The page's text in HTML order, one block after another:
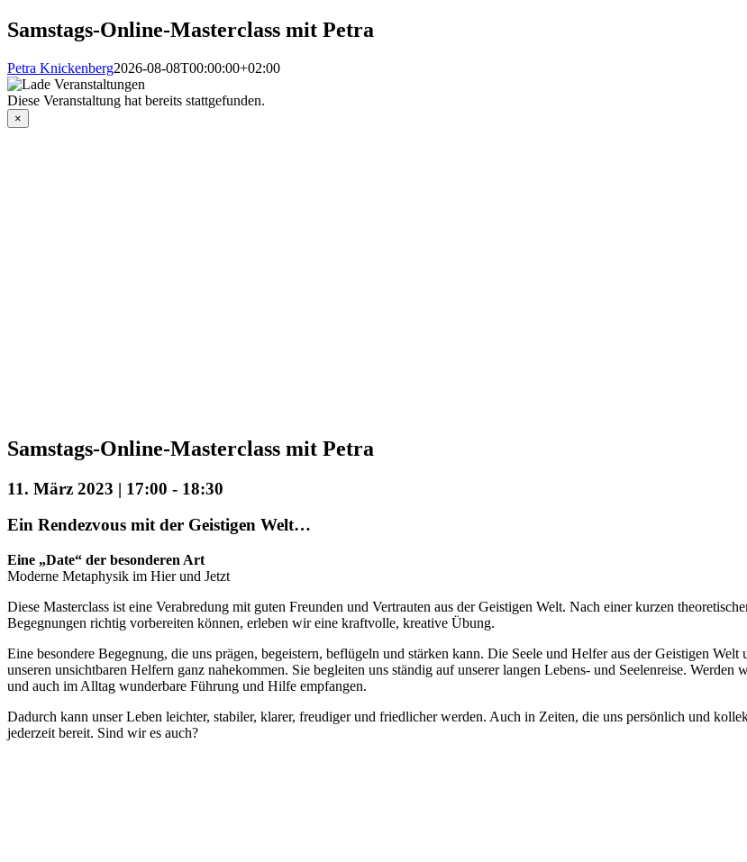
Samstags-Online-Masterclass mit Petra
Petra Knickenberg2026-08-08T00:00:00+02:00
Diese Veranstaltung hat bereits stattgefunden.
×
Samstags-Online-Masterclass mit Petra
11. März 2023 | 17:00 - 18:30
Ein Rendezvous mit der Geistigen Welt…
Eine „Date“ der besonderen Art
Moderne Metaphysik im Hier und Jetzt
Diese Masterclass ist eine Verabredung mit guten Freunden und Vertrauten aus der Geistigen Welt. Nach einer kurzen
Begegnungen richtig vorbereiten können, erleben wir eine kraftvolle, kreative Übung.
Eine besondere Begegnung, die uns prägen, begeistern, beflügeln und stärken kann. Die Seele und Helfer aus der Geistigen
unseren unsichtbaren Helfern ganz nahekommen. Sie begleiten uns ständig auf unserer langen Lebens- und Seelenreise.
und auch im Alltag wunderbare Führung und Hilfe empfangen.
Dadurch kann unser Leben leichter, stabiler, klarer, freudiger und friedlicher werden. Auch in Zeiten, die uns persönlich und
jederzeit bereit. Sind wir es auch?